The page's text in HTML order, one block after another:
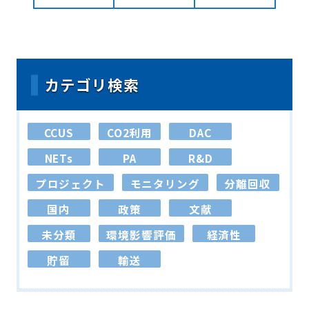
カテゴリ検索
CCUS CO2利用
DAC
NETs
PA
R&D
プロジェクト
モニタリング
分離回収
国内
政策
文献
未分類
環境影響評価
経済性
貯留
輸送